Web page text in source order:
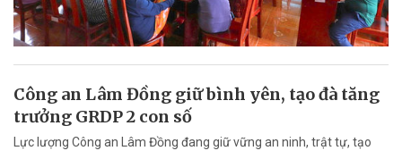
Công an Lâm Đồng giữ bình yên, tạo đà tăng
trưởng GRDP 2 con số
Lực lượng Công an Lâm Đồng đang giữ vững an ninh, trật tự, tạo